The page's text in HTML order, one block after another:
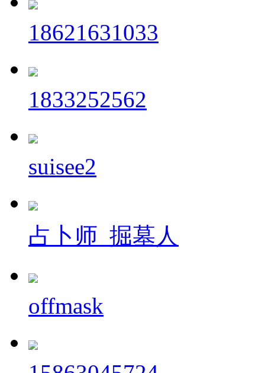
18621631033
1833252562
suisee2
占卜师_掘墓人
offmask